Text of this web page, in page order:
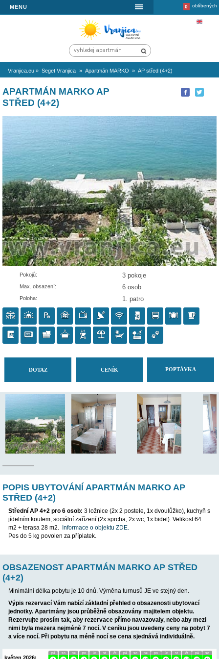
MENU
Vranjica.eu » Seget Vranjica » Apartmán MARKO AP střed (4+2)
STŘED (4+2)
Pokojů: 3 pokoje
Poloha: 1. patro
POPIS UBYTOVÁNÍ APARTMÁN MARKO
STŘED (4+2)
Střední AP 4+2 pro 6 osob: 3 ložnice (2x 2 postele, 1x
jídelním koutem, sociální zařízení (2x sprcha, 2x wc, 1x bidet).
m2 + terasa 28 m2.Informace o objektu ZDE.